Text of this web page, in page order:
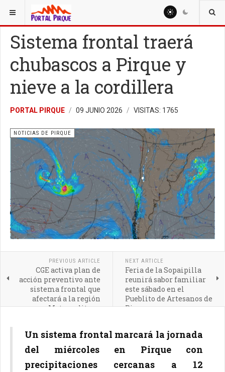
ESTÁ AQUÍ: NOTICIAS
Sistema frontal traerá
chubascos a Pirque y
nieve a la cordillera
PORTAL PIRQUE 09 JUNIO 2026 VISITAS: 1765
NOTICIAS DE PIRQUE
PREVIOUS ARTICLE
CGE activa plan de
acción preventivo ante
sistema frontal que
afectará a la región
Metropolitana
NEXT ARTICLE
Feria de la Sopaipilla
reunirá sabor familiar
este sábado en el
Pueblito de Artesanos de
Pirque
Un sistema frontal marcará la jornada
del miércoles en Pirque con
precipitaciones cercanas a 12